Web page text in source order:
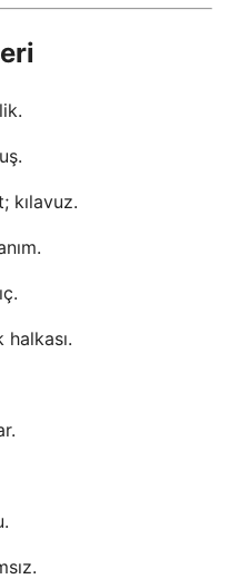
kılavuz.
halkası.